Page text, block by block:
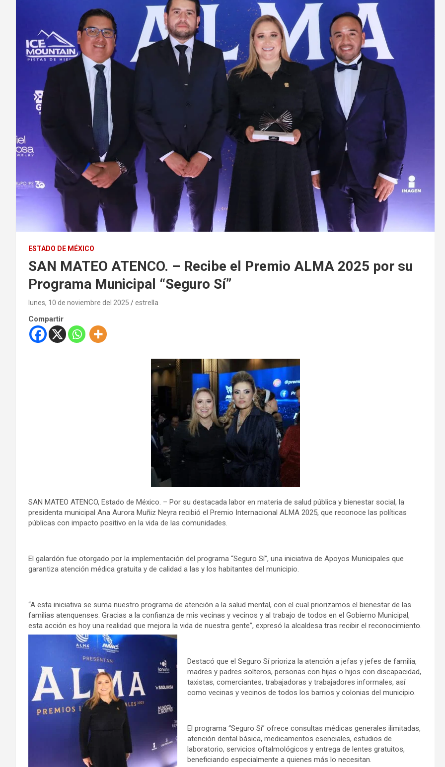
ESTADO DE MÉXICO
SAN MATEO ATENCO. – Recibe el Premio ALMA 2025 por su
Programa Municipal “Seguro Sí”
lunes, 10 de noviembre del 2025 estrella
Compartir
SAN MATEO ATENCO, Estado de México. – Por su destacada labor en materia de salud pública y bienestar social, la
presidenta municipal Ana Aurora Muñiz Neyra recibió el Premio Internacional ALMA 2025, que reconoce las políticas
públicas con impacto positivo en la vida de las comunidades.
El galardón fue otorgado por la implementación del programa “Seguro Sí”, una iniciativa de Apoyos Municipales que
garantiza atención médica gratuita y de calidad a las y los habitantes del municipio.
“A esta iniciativa se suma nuestro programa de atención a la salud mental, con el cual priorizamos el bienestar de las
familias atenquenses. Gracias a la confianza de mis vecinas y vecinos y al trabajo de todos en el Gobierno Municipal,
esta acción es hoy una realidad que mejora la vida de nuestra gente”, expresó la alcaldesa tras recibir el reconocimiento.
Destacó que el Seguro Sí prioriza la atención a jefas y jefes de familia,
madres y padres solteros, personas con hijas o hijos con discapacidad,
taxistas, comerciantes, trabajadoras y trabajadores informales, así
como vecinas y vecinos de todos los barrios y colonias del municipio.
El programa “Seguro Sí” ofrece consultas médicas generales ilimitadas,
atención dental básica, medicamentos esenciales, estudios de
laboratorio, servicios oftalmológicos y entrega de lentes gratuitos,
beneficiando especialmente a quienes más lo necesitan.